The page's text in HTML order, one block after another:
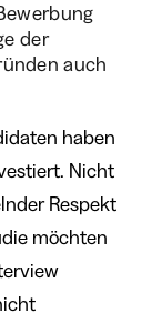
der
auch
haben
Nicht
Respekt
möchten